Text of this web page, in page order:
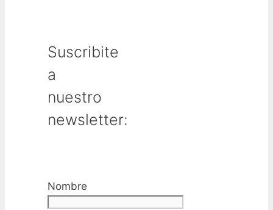
Suscribite
a
nuestro
newsletter:
Nombre